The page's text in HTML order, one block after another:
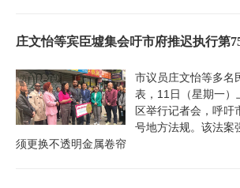
庄文怡等宾臣墟集会吁市府推迟执行第
市议员庄文怡等多名
表，11日（星期一）
区举行记者会，呼吁
号地方法规。该法案
须更换不透明金属卷帘